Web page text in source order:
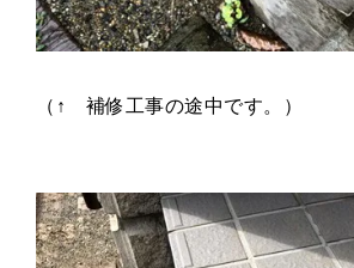
（↑ 補修工事の途中です。）